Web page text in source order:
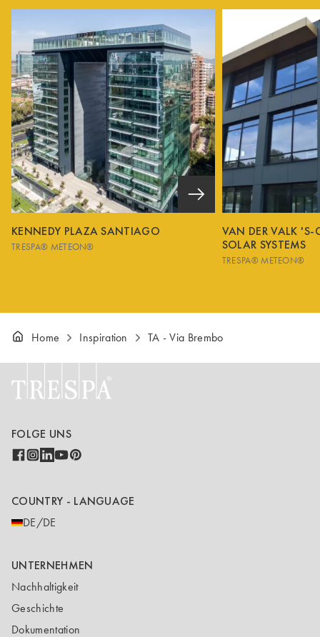
KENNEDY PLAZA SANTIAGO
TRESPA® METEON®
VAN DER VALK 'S-
SOLAR SYSTEMS
TRESPA® METEON®
Home Inspiration TA - Via Brembo
FOLGE UNS
COUNTRY - LANGUAGE
DE/DE
UNTERNEHMEN
Nachhaltigkeit
Geschichte
Dokumentation